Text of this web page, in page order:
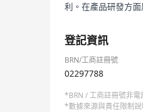
利。在產品研發方
登記資訊
BRN/工商註冊號
02297788
*BRN / 工商註冊號非
*數據來源與責任限制說